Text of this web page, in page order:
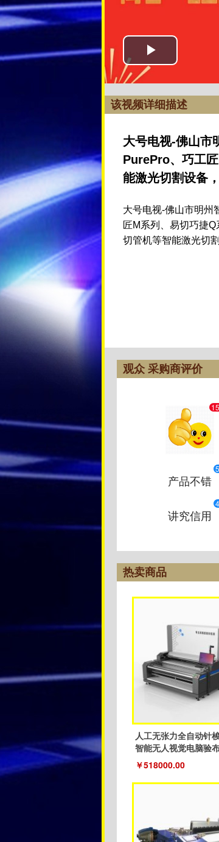
该视频详细描述
大号电视-佛山市
PurePro、巧工
能激光切割设备
大号电视-佛山市明州
匠M系列、易切巧捷
切管机等智能激光切
观众 采购商评价
产品不错
讲究信用
热卖商品
人工无张力全自动针
智能无人视觉电脑验
￥518000.00